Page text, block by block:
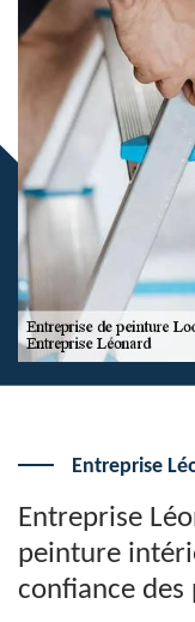
Entreprise
Entreprise
peinture
confiance des